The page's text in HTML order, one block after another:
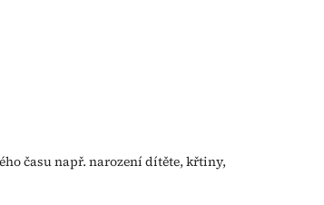
času např. narození dítěte, křtiny,